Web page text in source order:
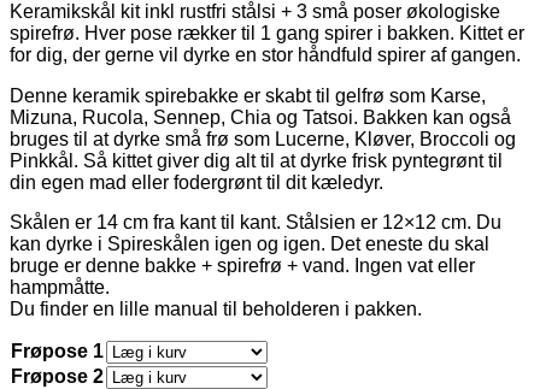
Keramikskål kit inkl rustfri stålsi + 3 små poser økologiske
spirefrø. Hver pose rækker til 1 gang spirer i bakken. Kittet er
for dig, der gerne vil dyrke en stor håndfuld spirer af gangen.
Denne keramik spirebakke er skabt til gelfrø som Karse,
Mizuna, Rucola, Sennep, Chia og Tatsoi. Bakken kan også
bruges til at dyrke små frø som Lucerne, Kløver, Broccoli og
Pinkkål. Så kittet giver dig alt til at dyrke frisk pyntegrønt til
din egen mad eller fodergrønt til dit kæledyr.
Skålen er 14 cm fra kant til kant. Stålsien er 12×12 cm. Du
kan dyrke i Spireskålen igen og igen. Det eneste du skal
bruge er denne bakke + spirefrø + vand. Ingen vat eller
hampmåtte.
Du finder en lille manual til beholderen i pakken.
Frøpose 1
Frøpose 2